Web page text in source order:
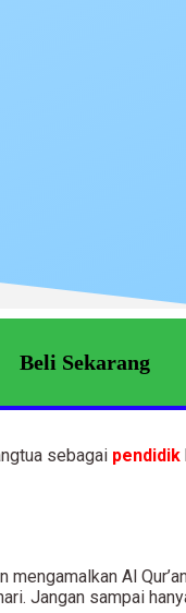
Beli Sekarang
sebagai pendidik
Al
Jangan sampai